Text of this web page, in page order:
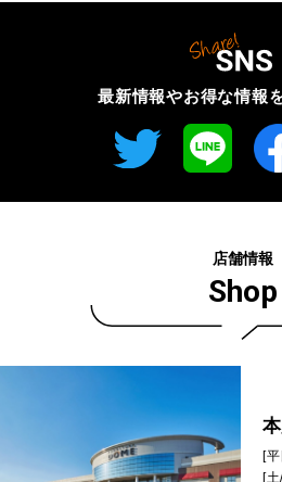
店舗情報
Shop
[
[
最新情報やお得な情報